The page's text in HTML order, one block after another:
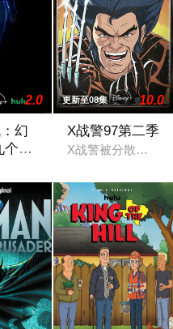
to keep up with the times by
2.0
幻
绝
更新至08集 10.0
X战警97第二季
X战警被分散到了